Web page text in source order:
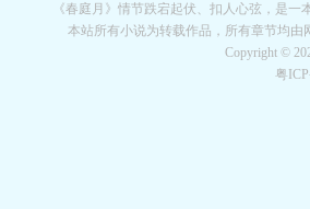
都市全能巨星 绝对交易 全职武神 位面复
《春庭月》情节跌宕起伏、扣人心弦，是
本站所有小说为转载作品，所有章节均
Copyright ©
粤